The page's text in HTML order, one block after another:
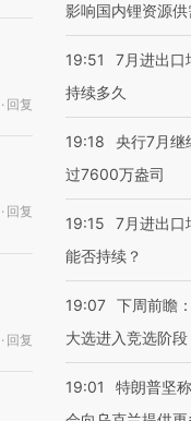
· 回复
· 回复
· 回复
影响国内锂资源供
19:51
7月进出口
持续多久
19:18
央行7月继
过7600万盎司
19:15
7月进出口
能否持续？
19:07 下周前瞻
大选进入竞选阶段
19:01
特朗普坚